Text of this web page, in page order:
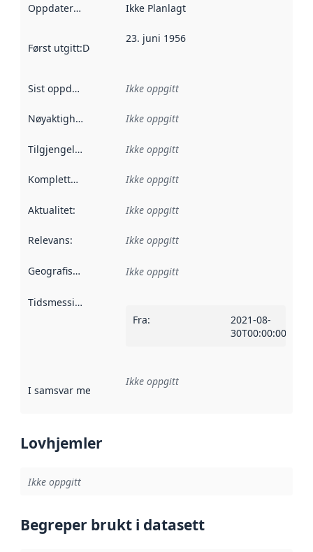
Oppdateringsfrekvens :
Ikke Planlagt
Først utgitt:Denne datoen sier når dataene i dette
23. juni 1956
Sist oppdatert Ikke oppgitt
Nøyaktighet Ikke oppgitt
Tilgjengelighet Ikke oppgitt
Kompletthet Ikke oppgitt
Aktualitet: Ikke oppgitt
Relevans: Ikke oppgitt
Geografisk avgrensning :
Ikke oppgitt
Tidsmessig avgrensning
Fra:
2021-08-
30T00:00:00Z
I samsvar med Referanse til en implementasjonsregel
Ikke oppgitt
Lovhjemler
Ikke oppgitt
Begreper brukt i datasett